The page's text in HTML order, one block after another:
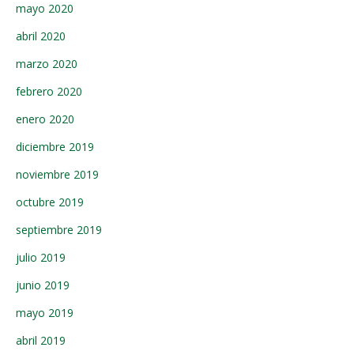
mayo 2020
abril 2020
marzo 2020
febrero 2020
enero 2020
diciembre 2019
noviembre 2019
octubre 2019
septiembre 2019
julio 2019
junio 2019
mayo 2019
abril 2019